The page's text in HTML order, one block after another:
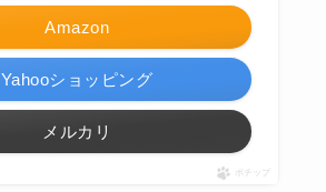
Amazon
Yahooショッピング
メルカリ
ポチップ